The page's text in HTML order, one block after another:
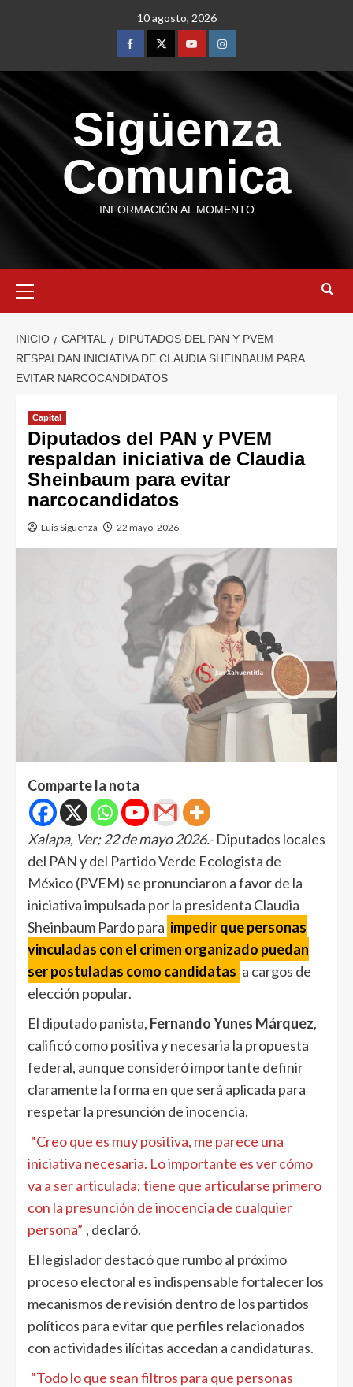
10 agosto, 2026
Sigüenza
Comunica
INFORMACIÓN AL MOMENTO
INICIO CAPITAL
DIPUTADOS DEL PAN Y PVEM
RESPALDAN INICIATIVA DE CLAUDIA SHEINBAUM PARA
EVITAR NARCOCANDIDATOS
Capital
Diputados del PAN y PVEM
respaldan iniciativa de Claudia
Sheinbaum para evitar
narcocandidatos
Luis Sigüenza 22 mayo, 2026
Comparte la nota
Xalapa, Ver; 22 de mayo 2026.-Diputados locales
del PAN y del Partido Verde Ecologista de
México (PVEM) se pronunciaron a favor de la
iniciativa impulsada por la presidenta Claudia
Sheinbaum Pardo para impedir que personas
vinculadas con el crimen organizado puedan
ser postuladas como candidatas a cargos de
elección popular.
El diputado panista, Fernando Yunes Márquez,
calificó como positiva y necesaria la propuesta
federal, aunque consideró importante definir
claramente la forma en que será aplicada para
respetar la presunción de inocencia.
“Creo que es muy positiva, me parece una
iniciativa necesaria. Lo importante es ver cómo
va a ser articulada; tiene que articularse primero
con la presunción de inocencia de cualquier
persona” , declaró.
El legislador destacó que rumbo al próximo
proceso electoral es indispensable fortalecer los
mecanismos de revisión dentro de los partidos
políticos para evitar que perfiles relacionados
con actividades ilícitas accedan a candidaturas.
“Todo lo que sean filtros para que personas